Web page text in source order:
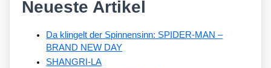
Neueste Artikel
Da klingelt der Spinnensinn: SPIDER-MAN –
BRAND NEW DAY
SHANGRI-LA